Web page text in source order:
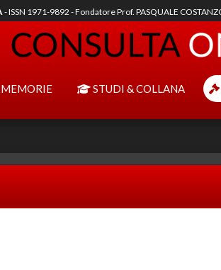
- ISSN 1971-9892 - Fondatore Prof. PASQUALE
MEMORIE STUDI & COLLANA